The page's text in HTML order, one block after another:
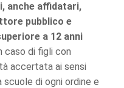
anche affidatari,
pubblico e
a 12 anni
caso di figli con
accertata ai sensi
di ogni ordine e